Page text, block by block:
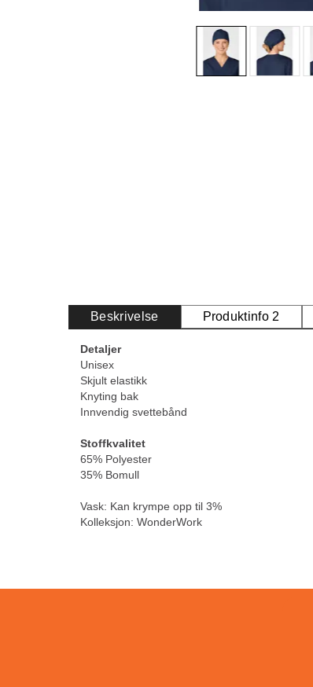
Beskrivelse Produktinfo 2
Detaljer
Unisex
Skjult elastikk
Knyting bak
Innvendig svettebånd
Stoffkvalitet
65% Polyester
35% Bomull
Vask: Kan krympe opp til 3%
Kolleksjon: WonderWork